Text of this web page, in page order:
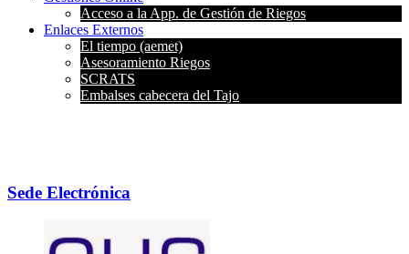
Acceso a la App. de Gestión de Riegos
Enlaces Externos
El tiempo (aemet)
Asesoramiento Riegos
SCRATS
Embalses cabecera del Tajo
Sede Electrónica